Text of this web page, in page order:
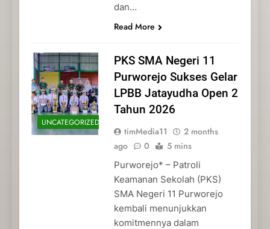
dan…
Read More
UNCATEGORIZED
PKS SMA Negeri 11
Purworejo Sukses Gelar
LPBB Jatayudha Open 2
Tahun 2026
timMedia11
2 months
ago
0 5 mins
Purworejo* – Patroli
Keamanan Sekolah (PKS)
SMA Negeri 11 Purworejo
kembali menunjukkan
komitmennya dalam